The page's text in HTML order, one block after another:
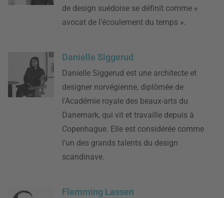
de design suédoise se définit comme «
avocat de l’écoulement du temps ».
Danielle Siggerud
Danielle Siggerud est une architecte et
designer norvégienne, diplômée de
l'Académie royale des beaux-arts du
Danemark, qui vit et travaille depuis à
Copenhague. Elle est considérée comme
l'un des grands talents du design
scandinave.
Flemming Lassen